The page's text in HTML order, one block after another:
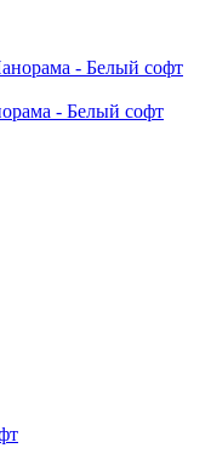
- Белый софт